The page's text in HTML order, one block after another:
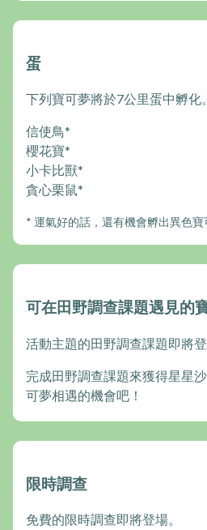
蛋
下列寶可夢將於7公里蛋中孵化。
信使鳥*
櫻花寶*
小卡比獸*
貪心栗鼠*
* 運氣好的話，還有機會孵出異色寶
可在田野調查課題遇見的
活動主題的田野調查課題即將登
完成田野調查課題來獲得星星
可夢相遇的機會吧！
限時調查
免費的限時調查即將登場。